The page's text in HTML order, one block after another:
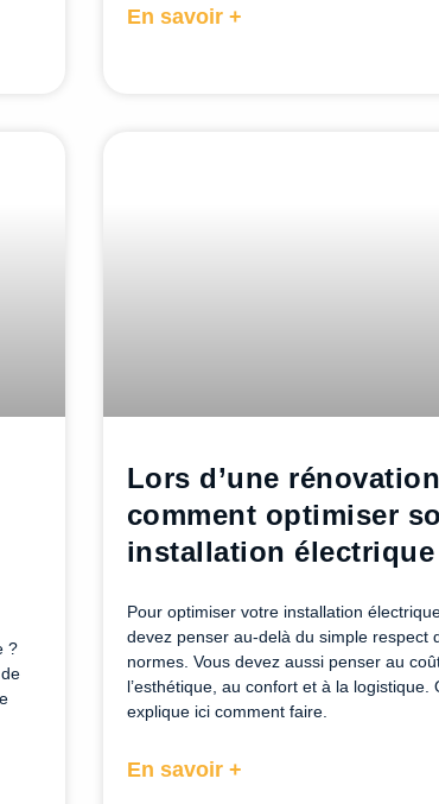
En savoir +
?
Lors d’une
comment optimiser
installation
Pour optimiser votre installation
devez penser au-delà du simple respect
normes. Vous devez aussi penser au
l’esthétique, au confort et à la logistique.
explique ici comment faire.
En savoir +